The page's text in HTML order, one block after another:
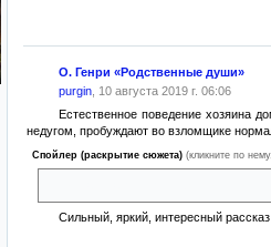
О. Генри «Родственные души»
purgin, 10 августа 2019 г. 06:06
Естественное поведение хозяина
недугом, пробуждают во взломщике
Спойлер (раскрытие сюжета) (кликните по
Сильный, яркий, интересный рассказ